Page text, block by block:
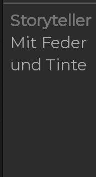
500px;
*/
500px;
85px
*/
Storyteller
Mit Feder
und Tinte